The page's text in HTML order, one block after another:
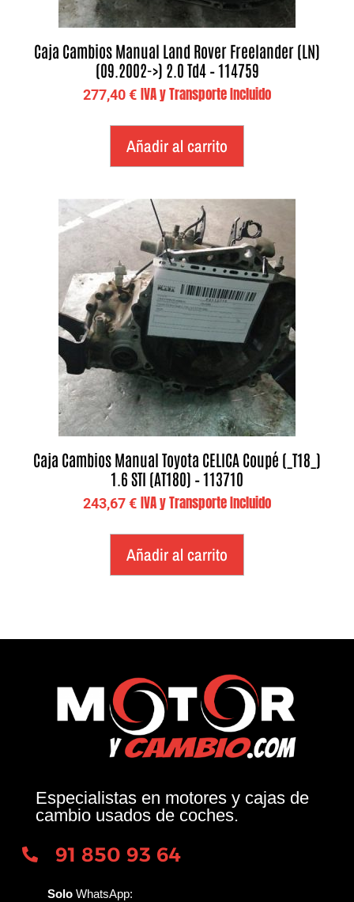
Caja Cambios Manual Land Rover Freelander (LN)
(09.2002->) 2.0 Td4 – 114759
277,40€ IVA y Transporte Incluido
Añadir al carrito
Caja Cambios Manual Toyota CELICA Coupé (_T18_)
1.6 STI (AT180) – 113710
243,67€ IVA y Transporte Incluido
Añadir al carrito
Especialistas en motores y cajas de
cambio usados de coches.
91 850 93 64
Solo WhatsApp: